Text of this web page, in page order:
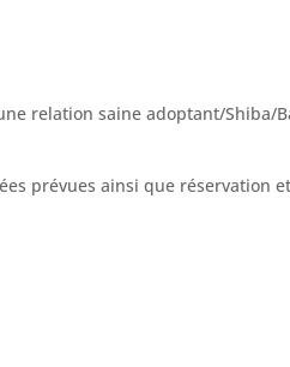
relation saine adoptant/
prévues ainsi que réservation